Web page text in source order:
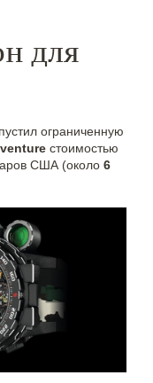
для
ограниченную
стоимостью
США (около 6